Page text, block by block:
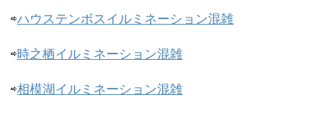
⇨ハウステンボスイルミネーション混雑
⇨時之栖イルミネーション混雑
⇨相模湖イルミネーション混雑